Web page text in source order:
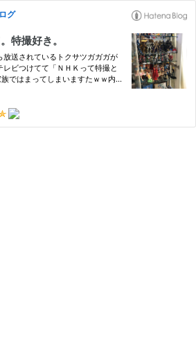
グ
特撮好き。
送されているトクサツガガガが
ビつけてて「ＮＨＫって特撮と
ではまってしまいますたｗｗ内容